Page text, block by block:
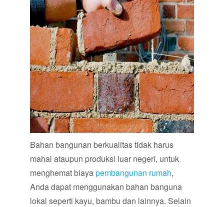
Bahan bangunan berkualitas tidak harus
mahal ataupun produksi luar negeri, untuk
menghemat biayapembangunan rumah,
Anda dapat menggunakan bahan banguna
lokal seperti kayu, bambu dan lainnya. Selain